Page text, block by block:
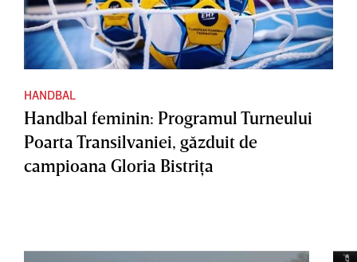
HANDBAL
Handbal feminin: Programul Turneului
Poarta Transilvaniei, găzduit de
campioana Gloria Bistriţa